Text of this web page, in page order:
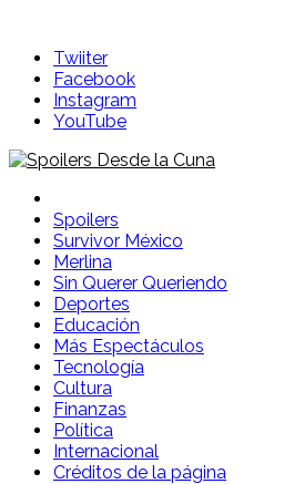
contentTwiiter
Facebook
Instagram
YouTube
Spoilers Desde la Cuna
Sitio con información sobre series,
telenovelas
Spoilers
Survivor México
Merlina
Sin Querer Queriendo
Deportes
Educación
Más Espectáculos
Tecnología
Cultura
Finanzas
Política
Internacional
Créditos de la página